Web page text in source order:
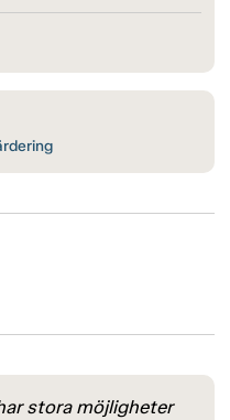
stora möjligheter